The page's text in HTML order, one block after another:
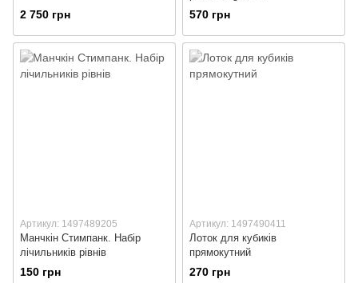
2 750 грн 570 грн
Артикул: 1497489205
Манчкін Стимпанк. Набір
лічильників рівнів
150 грн
Артикул: 1497490411
Лоток для кубиків
прямокутний
270 грн